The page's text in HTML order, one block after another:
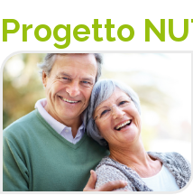
Progetto